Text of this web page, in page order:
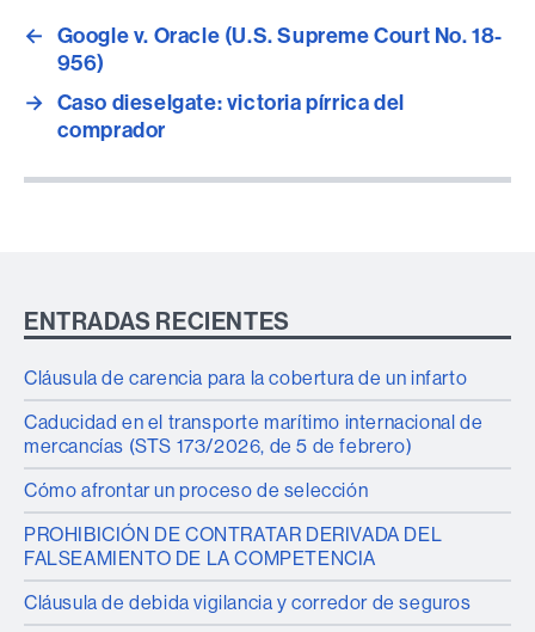
← Google v. Oracle (U.S. Supreme Court No. 18-
956)
→ Caso dieselgate: victoria pírrica del
comprador
ENTRADAS RECIENTES
Cláusula de carencia para la cobertura de un infarto
Caducidad en el transporte marítimo internacional de
mercancías (STS 173/2026, de 5 de febrero)
Cómo afrontar un proceso de selección
PROHIBICIÓN DE CONTRATAR DERIVADA DEL
FALSEAMIENTO DE LA COMPETENCIA
Cláusula de debida vigilancia y corredor de seguros